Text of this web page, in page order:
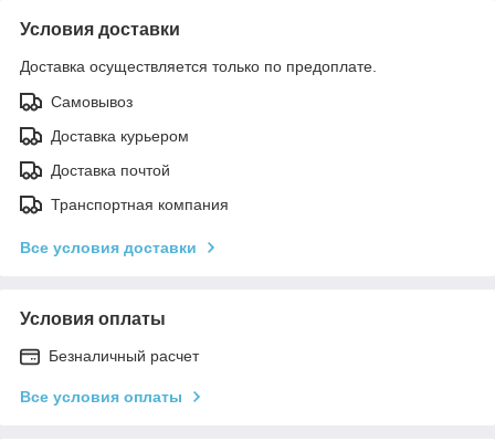
Условия доставки
Доставка осуществляется только по предоплате.
Самовывоз
Доставка курьером
Доставка почтой
Транспортная компания
Все условия доставки
Условия оплаты
Безналичный расчет
Все условия оплаты